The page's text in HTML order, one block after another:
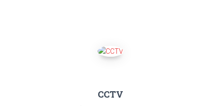
CCTV